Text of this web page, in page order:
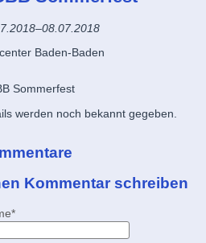
Baden-Baden
Sommerfest
werden noch bekannt gegeben.
Kommentar schreiben
*